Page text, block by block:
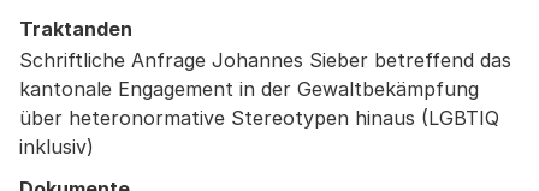
Traktanden
Schriftliche Anfrage Johannes Sieber betreffend das
kantonale Engagement in der Gewaltbekämpfung
über heteronormative Stereotypen hinaus (LGBTIQ
inklusiv)